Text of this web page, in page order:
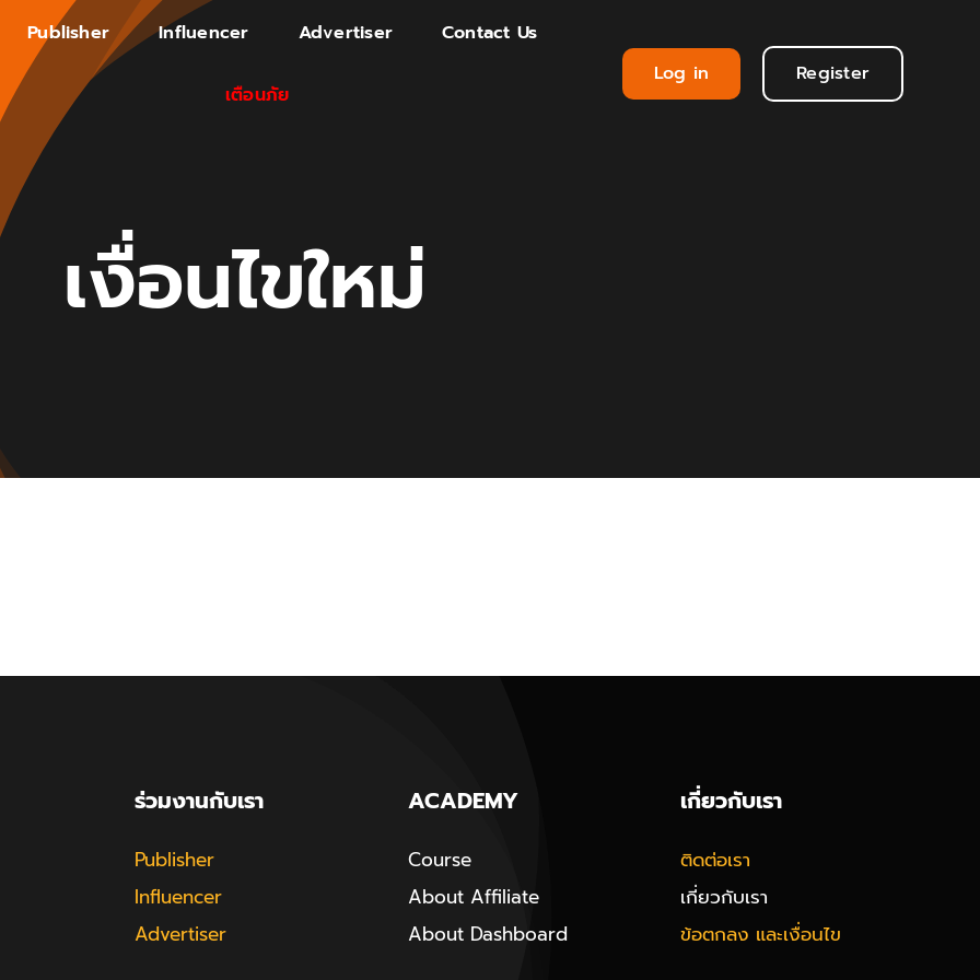
Publisher Influencer Advertiser Contact Us
เตือนภัย
Log in Register
เงื่อนไขใหม่
ร่วมงานกับเรา
Publisher
Influencer
Advertiser
ACADEMY
Course
About Affiliate
About Dashboard
เกี่ยวกับเรา
ติดต่อเรา
เกี่ยวกับเรา
ข้อตกลง และเงื่อนไข